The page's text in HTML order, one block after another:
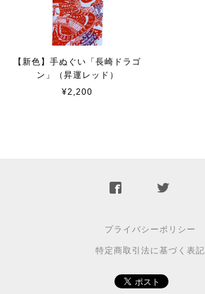
【新色】手ぬぐい「長崎ドラゴ
ン」（昇運レッド）
¥2,200
プライバシーポリシー
特定商取引法に基づく表記